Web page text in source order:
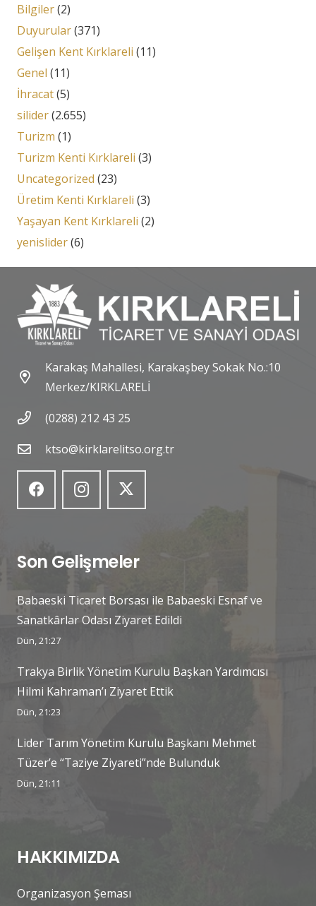
Bilgiler(2)
Duyurular(371)
Gelişen Kent Kırklareli (11)
Genel (11)
İhracat(5)
silider(2.655)
Turizm (1)
Turizm Kenti Kırklareli (3)
Uncategorized (23)
Üretim Kenti Kırklareli (3)
Yaşayan Kent Kırklareli (2)
yenislider(6)
Karakaş Mahallesi, Karakaşbey Sokak No.:10
Merkez/KIRKLARELİ
(0288) 212 43 25
ktso@kirklarelitso.org.tr
Son Gelişmeler
Babaeski Ticaret Borsası ile Babaeski Esnaf ve
Sanatkârlar Odası Ziyaret Edildi
Dün, 21:27
Trakya Birlik Yönetim Kurulu Başkan Yardımcısı
Hilmi Kahraman’ı Ziyaret Ettik
Dün, 21:23
Lider Tarım Yönetim Kurulu Başkanı Mehmet
Tüzer’e “Taziye Ziyareti”nde Bulunduk
Dün, 21:11
HAKKIMIZDA
Organizasyon Şeması